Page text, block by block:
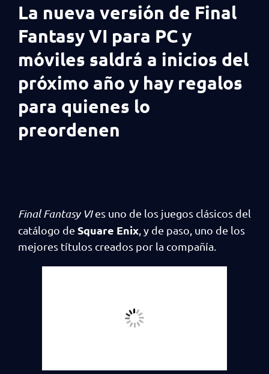
La nueva versión de Final
Fantasy VI para PC y
móviles saldrá a inicios del
próximo año y hay regalos
para quienes lo
preordenen
Final Fantasy VIes uno de los juegos clásicos del
catálogo de Square Enix , y de paso, uno de los
mejores títulos creados por la compañía.